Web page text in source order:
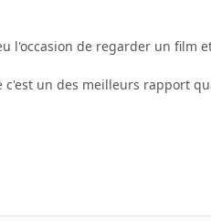
l'occasion de regarder un film
c'est un des meilleurs rapport